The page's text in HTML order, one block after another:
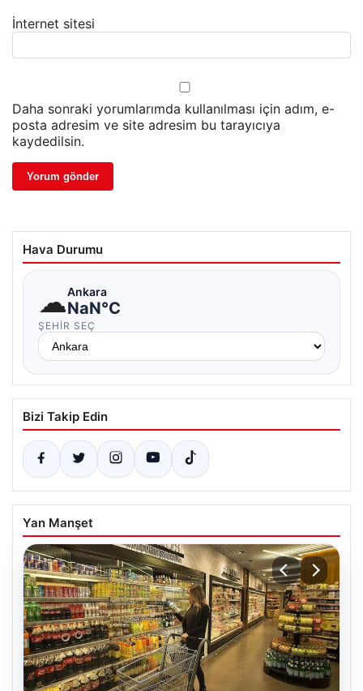
İnternet sitesi
Daha sonraki yorumlarımda kullanılması için adım, e-
posta adresim ve site adresim bu tarayıcıya
kaydedilsin.
Hava Durumu
☁Ankara
NaN°C
ŞEHIR SEÇ
Bizi Takip Edin
Yan Manşet